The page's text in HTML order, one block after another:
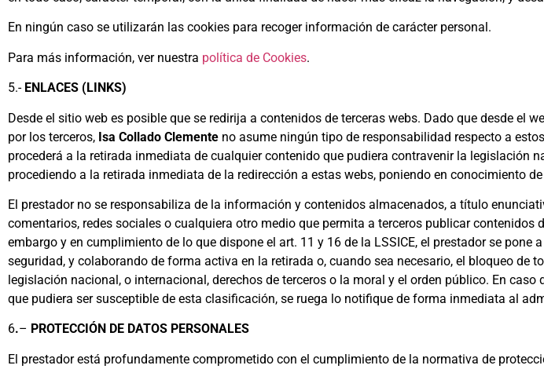
En ningún caso se utilizarán las cookies para recoger información de carácter personal.
Para más información, ver nuestra política de Cookies.
5.- ENLACES (LINKS)
Desde el sitio web es posible que se redirija a contenidos de terceras webs. Dado que desde el
por los terceros, Isa Collado Clemente no asume ningún tipo de responsabilidad respecto a
procederá a la retirada inmediata de cualquier contenido que pudiera contravenir la legislación
procediendo a la retirada inmediata de la redirección a estas webs, poniendo en conocimiento
El prestador no se responsabiliza de la información y contenidos almacenados, a título
comentarios, redes sociales o cualquiera otro medio que permita a terceros publicar contenidos
embargo y en cumplimiento de lo que dispone el art. 11 y 16 de la LSSICE, el prestador se
seguridad, y colaborando de forma activa en la retirada o, cuando sea necesario, el bloqueo de
legislación nacional, o internacional, derechos de terceros o la moral y el orden público. En
que pudiera ser susceptible de esta clasificación, se ruega lo notifique de forma inmediata al
6.– PROTECCIÓN DE DATOS PERSONALES
El prestador está profundamente comprometido con el cumplimiento de la normativa de